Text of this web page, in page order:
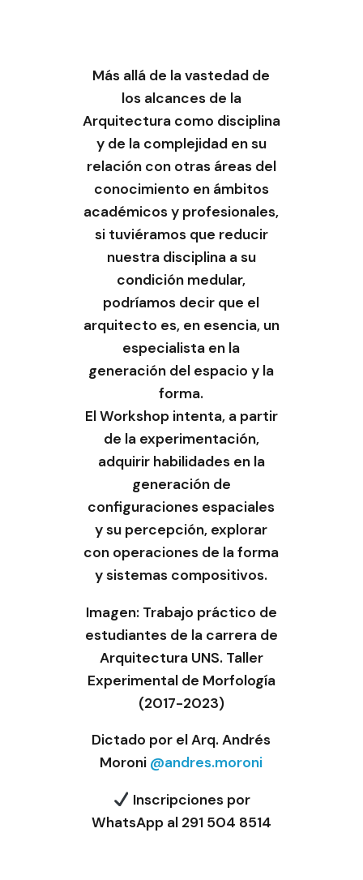
Más allá de la vastedad de
los alcances de la
Arquitectura como disciplina
y de la complejidad en su
relación con otras áreas del
conocimiento en ámbitos
académicos y profesionales,
si tuviéramos que reducir
nuestra disciplina a su
condición medular,
podríamos decir que el
arquitecto es, en esencia, un
especialista en la
generación del espacio y la
forma.
El Workshop intenta, a partir
de la experimentación,
adquirir habilidades en la
generación de
configuraciones espaciales
y su percepción, explorar
con operaciones de la forma
y sistemas compositivos.
Imagen: Trabajo práctico de
estudiantes de la carrera de
Arquitectura UNS. Taller
Experimental de Morfología
(2017-2023)
Dictado por el Arq. Andrés
Moroni @andres.moroni
Inscripciones por
WhatsApp al 291 504 8514